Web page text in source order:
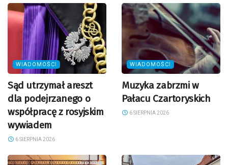
WIADOMOŚCI
Sąd utrzymał areszt
dla podejrzanego o
współpracę z rosyjskim
wywiadem
6 SIERPNIA 2026
WIADOMOŚCI
Muzyka zabrzmi w
Pałacu Czartoryskich
6 SIERPNIA 2026